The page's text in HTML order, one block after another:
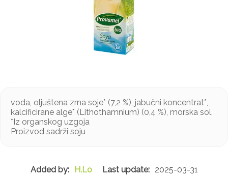
voda, oljuštena zrna soje* (7,2 %), jabučni koncentrat*,
kalcificirane alge* (Lithothamnium) (0,4 %), morska sol.
*Iz organskog uzgoja
Proizvod sadrži soju
H.Lo 2025-03-31